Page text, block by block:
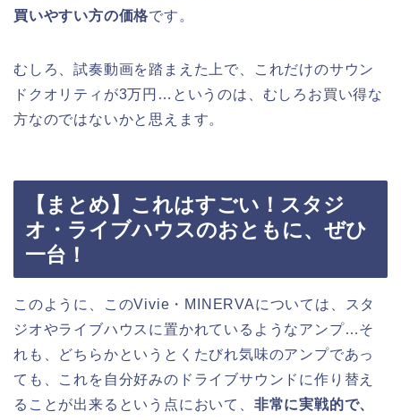
買いやすい方の価格です。
むしろ、試奏動画を踏まえた上で、これだけのサウン
ドクオリティが3万円…というのは、むしろお買い得な
方なのではないかと思えます。
【まとめ】これはすごい！スタジ
オ・ライブハウスのおともに、ぜひ
一台！
このように、このVivie・MINERVAについては、スタ
ジオやライブハウスに置かれているようなアンプ…そ
れも、どちらかというとくたびれ気味のアンプであっ
ても、これを自分好みのドライブサウンドに作り替え
ることが出来るという点において、 非常に実戦的で、